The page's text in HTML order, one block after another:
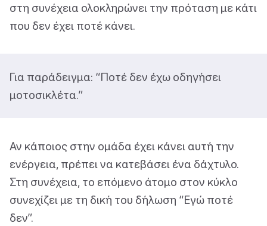
στη συνέχεια ολοκληρώνει την πρόταση με κάτι
που δεν έχει ποτέ κάνει.
Για παράδειγμα: “Ποτέ δεν έχω οδηγήσει
μοτοσικλέτα.”
Αν κάποιος στην ομάδα έχει κάνει αυτή την
ενέργεια, πρέπει να κατεβάσει ένα δάχτυλο.
Στη συνέχεια, το επόμενο άτομο στον κύκλο
συνεχίζει με τη δική του δήλωση “Εγώ ποτέ
δεν”.